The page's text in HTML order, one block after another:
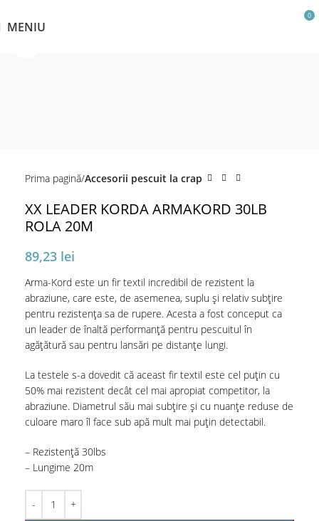
MENIU
0
Prima pagină Accesorii pescuit la crap
XX LEADER KORDA ARMAKORD 30LB
ROLA 20M
89,23 lei
Arma-Kord este un fir textil incredibil de rezistent la
abraziune, care este, de asemenea, suplu și relativ subțire
pentru rezistenţa sa de rupere. Acesta a fost conceput ca
un leader de înaltă performanță pentru pescuitul în
agăţătură sau pentru lansări pe distanțe lungi.
La testele s-a dovedit că aceast fir textil este cel puțin cu
50% mai rezistent decât cel mai apropiat competitor, la
abraziune. Diametrul său mai subțire și cu nuanţe reduse de
culoare maro îl face sub apă mult mai puțin detectabil.
– Rezistenţă 30lbs
– Lungime 20m